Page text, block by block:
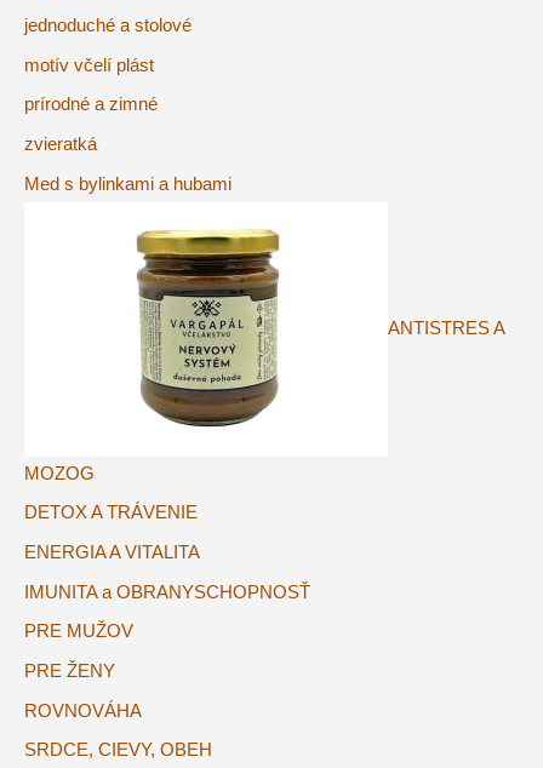
jednoduché a stolové
motív včelí plást
prírodné a zimné
zvieratká
Med s bylinkami a hubami
ANTISTRES A
MOZOG
DETOX A TRÁVENIE
ENERGIA A VITALITA
IMUNITA a OBRANYSCHOPNOSŤ
PRE MUŽOV
PRE ŽENY
ROVNOVÁHA
SRDCE, CIEVY, OBEH